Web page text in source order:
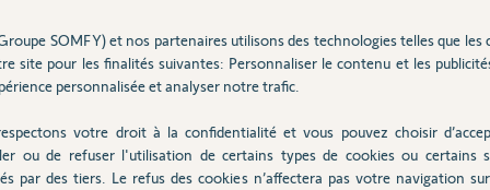
d'alarme et une box domotique
que la Centrale du système d'alarme est
est compatible avec une box domotique
d'alarme via l'application smartphone
SOMFY) et nos partenaires utilisons des technologies telles que les
site pour les finalités suivantes: Personnaliser le contenu et les
personnalisée et analyser notre trafic.
votre droit à la confidentialité et vous pouvez choisir
ou de refuser l'utilisation de certains types de cookies ou certains
par des tiers. Le refus des cookies n’affectera pas votre navigation